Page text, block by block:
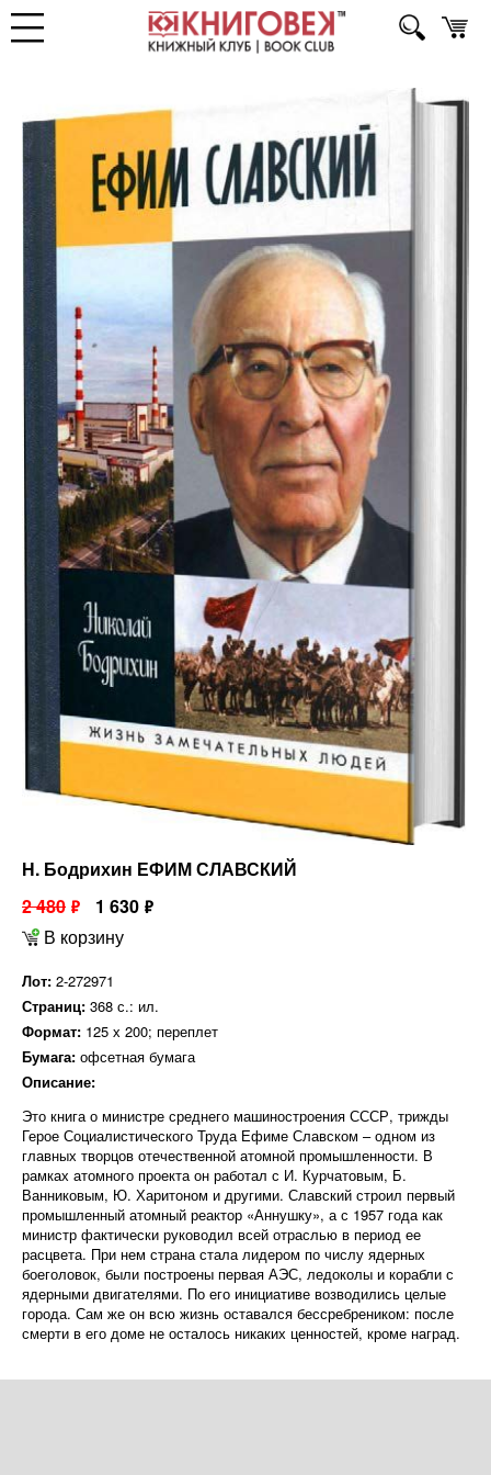
Н. Бодрихин ЕФИМ СЛАВСКИЙ
2 480 ф 1 630 ф
В корзину
Лот: 2-272971
Страниц: 368 с.: ил.
Формат: 125 х 200; переплет
Бумага: офсетная бумага
Описание:
Это книга о министре среднего машиностроения СССР, трижды
Герое Социалистического Труда Ефиме Славском – одном из
главных творцов отечественной атомной промышленности. В
рамках атомного проекта он работал с И. Курчатовым, Б.
Ванниковым, Ю. Харитоном и другими. Славский строил первый
промышленный атомный реактор «Аннушку», а с 1957 года как
министр фактически руководил всей отраслью в период ее
расцвета. При нем страна стала лидером по числу ядерных
боеголовок, были построены первая АЭС, ледоколы и корабли с
ядерными двигателями. По его инициативе возводились целые
города. Сам же он всю жизнь оставался бессребреником: после
смерти в его доме не осталось никаких ценностей, кроме наград.